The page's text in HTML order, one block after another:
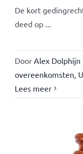
De kort
deed op ...
Door Alex Dolphijn
overeenkomsten,
Lees meer